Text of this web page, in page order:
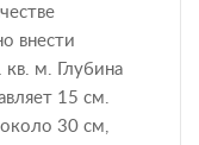
внести
кв. м. Глубина
15 см.
30 см,